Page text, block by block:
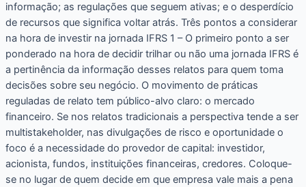
informação; as regulações que seguem ativas; e o desperdício
de recursos que significa voltar atrás. Três pontos a considerar
na hora de investir na jornada IFRS 1 – O primeiro ponto a ser
ponderado na hora de decidir trilhar ou não uma jornada IFRS é
a pertinência da informação desses relatos para quem toma
decisões sobre seu negócio. O movimento de práticas
reguladas de relato tem público-alvo claro: o mercado
financeiro. Se nos relatos tradicionais a perspectiva tende a ser
multistakeholder, nas divulgações de risco e oportunidade o
foco é a necessidade do provedor de capital: investidor,
acionista, fundos, instituições financeiras, credores. Coloque-
se no lugar de quem decide em que empresa vale mais a pena